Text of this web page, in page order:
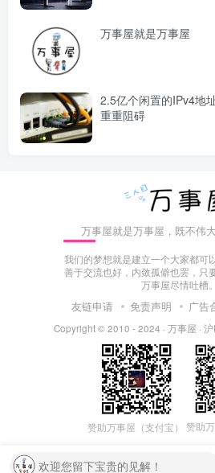
万事屋就是万事屋
2.5亿个闲置的IPv4地
重重阻碍
万事屋就是万事屋，既不伟
我们的梦想就是建立一个大家都可
善于交流也好，内敛孤僻也罢，只
万事屋尽情吐槽。
友链申请 免责声明 广告
Copyright © 2010 - 2024 · 万事屋 ·
赞助万事屋（支付宝） 赞助
欢迎您留下宝贵的见解！